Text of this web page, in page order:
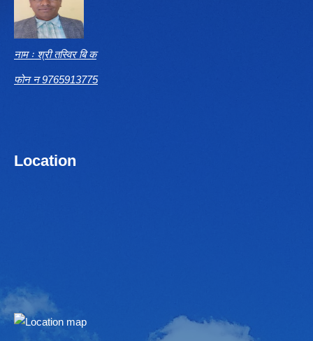
नाम ः श्री तस्विर बि क
फोन न 9765913775
Location
Embed Google Map